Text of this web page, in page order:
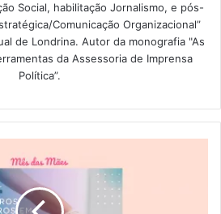
na véspera do Dia das Mães, a
Calçadão”, para inibir ainda
no segmento.
a operação. No período, foram
irregulares. Todos eles foram
sobre os procedimentos corretos.
Social, habilitação Jornalismo, e pós-
Comunicação Organizacional”
de Londrina. Autor da monografia "As
da Assessoria de Imprensa
Política”.